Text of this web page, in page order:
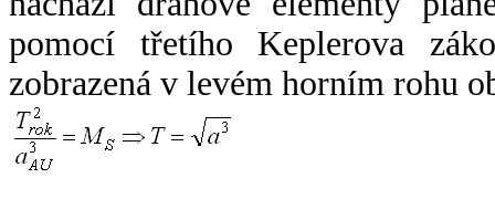
pomocí třetího Keplerova
zobrazená v levém horním rohu